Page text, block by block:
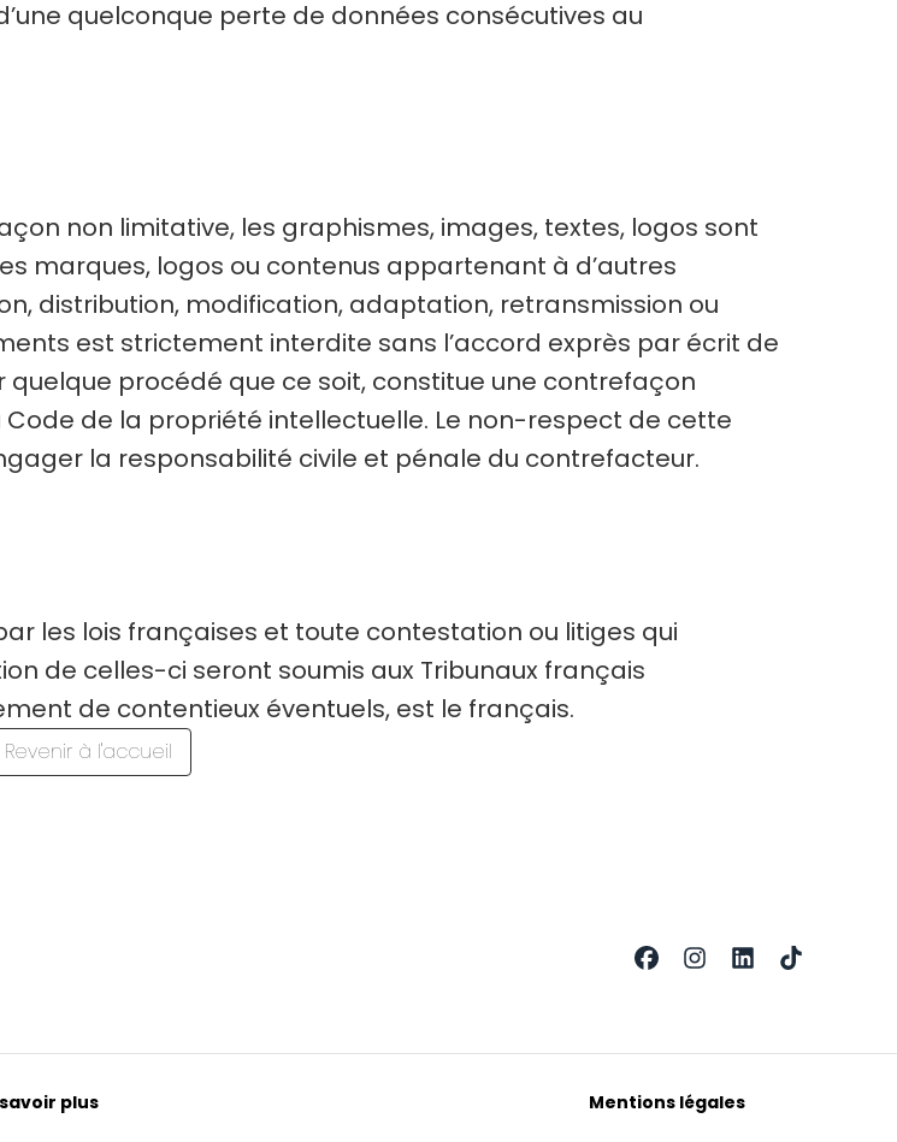
quelconque perte de données consécutives au
non limitative, les graphismes, images, textes, logos sont
marques, logos ou contenus appartenant à d’autres
distribution, modification, adaptation, retransmission ou
est strictement interdite sans l’accord exprès par écrit de
procédé que ce soit, constitue une contrefaçon
de la propriété intellectuelle. Le non-respect de cette
la responsabilité civile et pénale du contrefacteur.
les lois françaises et toute contestation ou litiges qui
de celles-ci seront soumis aux Tribunaux français
de contentieux éventuels, est le français.
Revenir à l'accueil
plus Mentions légales